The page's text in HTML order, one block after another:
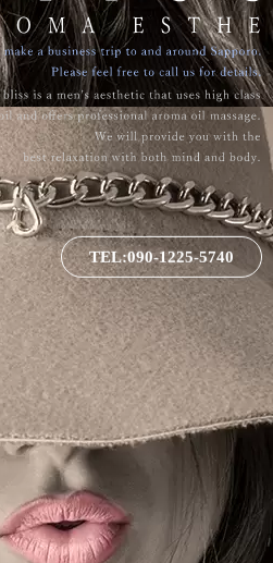
TEL:090-1225-5740